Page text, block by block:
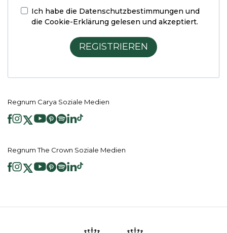
Ich habe die Datenschutzbestimmungen und
die Cookie-Erklärung gelesen und akzeptiert.
REGISTRIEREN
Regnum Carya Soziale Medien
Regnum The Crown Soziale Medien